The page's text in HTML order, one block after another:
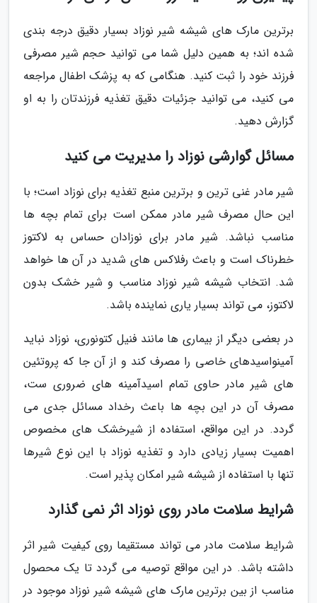
برترین مارک های شیشه شیر نوزاد بسیار دقیق درجه بندی
شده اند؛ به همین دلیل شما می توانید حجم شیر مصرفی
فرزند خود را ثبت کنید. هنگامی که به پزشک اطفال مراجعه
می کنید، می توانید جزئیات دقیق تغذیه فرزندتان را به او
گزارش دهید.
مسائل گوارشی نوزاد را مدیریت می کنید
شیر مادر غنی ترین و برترین منبع تغذیه برای نوزاد است؛ با
این حال مصرف شیر مادر ممکن است برای تمام بچه ها
مناسب نباشد. شیر مادر برای نوزادان حساس به لاکتوز
خطرناک است و باعث رفلاکس های شدید در آن ها خواهد
شد. انتخاب شیشه شیر نوزاد مناسب و شیر خشک بدون
لاکتوز، می تواند بسیار یاری نماینده باشد.
در بعضی دیگر از بیماری ها مانند فنیل کتونوری، نوزاد نباید
آمینواسیدهای خاصی را مصرف کند و از آن جا که پروتئین
های شیر مادر حاوی تمام اسیدآمینه های ضروری ست،
مصرف آن در این بچه ها باعث رخداد مسائل جدی می
گردد. در این مواقع، استفاده از شیرخشک های مخصوص
اهمیت بسیار زیادی دارد و تغذیه نوزاد با این نوع شیرها
تنها با استفاده از شیشه شیر امکان پذیر است.
شرایط سلامت مادر روی نوزاد اثر نمی گذارد
شرایط سلامت مادر می تواند مستقیما روی کیفیت شیر اثر
داشته باشد. در این مواقع توصیه می گردد تا یک محصول
مناسب از بین برترین مارک های شیشه شیر نوزاد موجود در